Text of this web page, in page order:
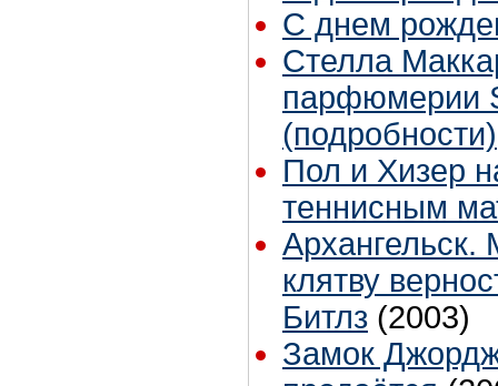
С днем
Стелла
парфюмерии
(подробности)
Пол и Хизер
теннисным
клятву
Битлз (2003)
Замок